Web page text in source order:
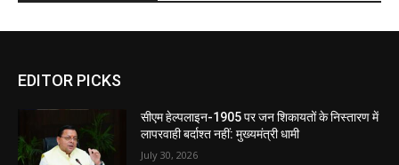
EDITOR PICKS
सीएम हेल्पलाइन-1905 पर जन शिकायतों के निस्तारण में
लापरवाही बर्दाश्त नहीं: मुख्यमंत्री धामी
July 30, 2026